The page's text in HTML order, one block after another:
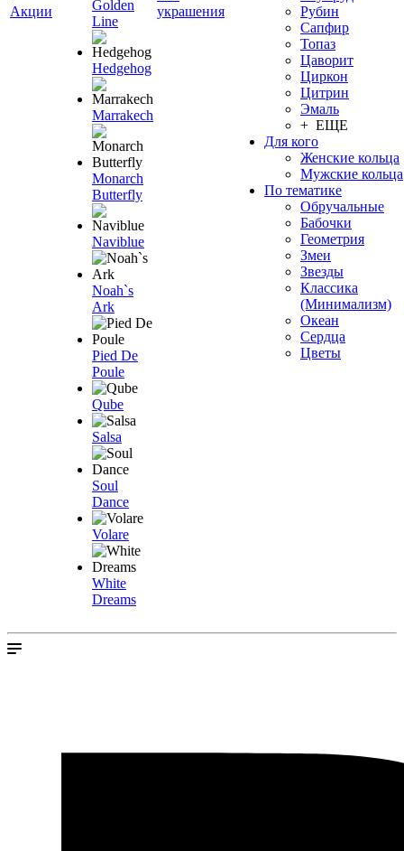
Акции
Golden
Line
Hedgehog
Marrakech
Monarch
Butterfly
Naviblue
Noah`s
Ark
Pied De
Poule
Qube
Salsa
Soul
Dance
Volare
White
Dreams
украшения
Рубин
Сапфир
Топаз
Цаворит
Циркон
Цитрин
Эмаль
+ ЕЩЕ
Для кого
Женские кольца
Мужские кольца
По тематике
Обручальные
Бабочки
Геометрия
Змеи
Звезды
Классика
(Минимализм)
Океан
Сердца
Цветы